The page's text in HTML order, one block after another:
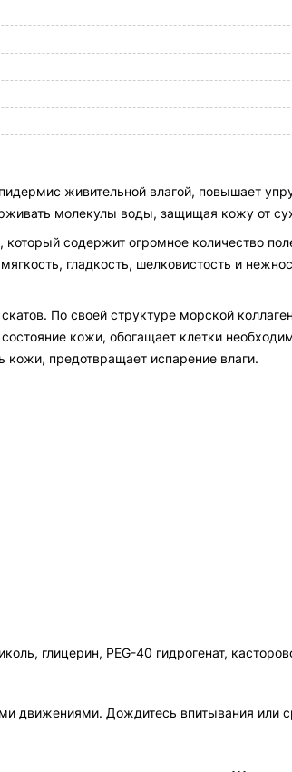
живительной влагой, повышает
молекулы воды, защищая кожу от
содержит огромное количество
гладкость, шелковистость и
По своей структуре морской
кожи, обогащает клетки
кожи, предотвращает испарение влаги.
глицерин, PEG-40 гидрогенат,
движениями. Дождитесь впитывания или